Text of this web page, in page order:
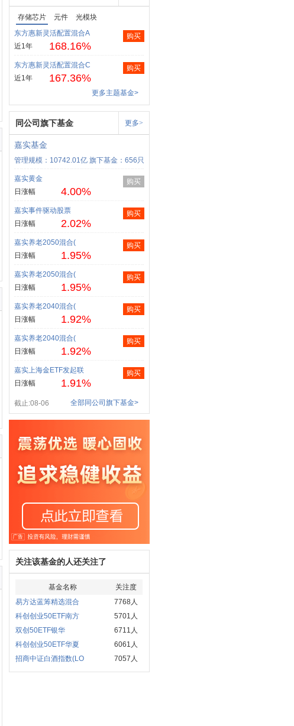
存储芯片 元件
光模块
东方惠新灵活配置混合A
近1年
168.16%
购买
东方惠新灵活配置混合C
近1年
167.36%
购买
更多主题基金>
同公司旗下基金 更多>
嘉实基金
管理规模：10742.01亿 旗下基金：656只
嘉实黄金
日涨幅
4.00%
购买
嘉实事件驱动股票
日涨幅
2.02%
购买
嘉实养老2050混合(
日涨幅
1.95%
购买
嘉实养老2050混合(
日涨幅
1.95%
购买
嘉实养老2040混合(
日涨幅
1.92%
购买
嘉实养老2040混合(
日涨幅
1.92%
购买
嘉实上海金ETF发起联
日涨幅
1.91%
购买
截止:08-06 全部同公司旗下基金>
关注该基金的人还关注了
基金名称
关注度
易方达蓝筹精选混合
7768人
科创创业50ETF南方
5701人
双创50ETF银华
6711人
科创创业50ETF华夏
6061人
招商中证白酒指数(LO
7057人